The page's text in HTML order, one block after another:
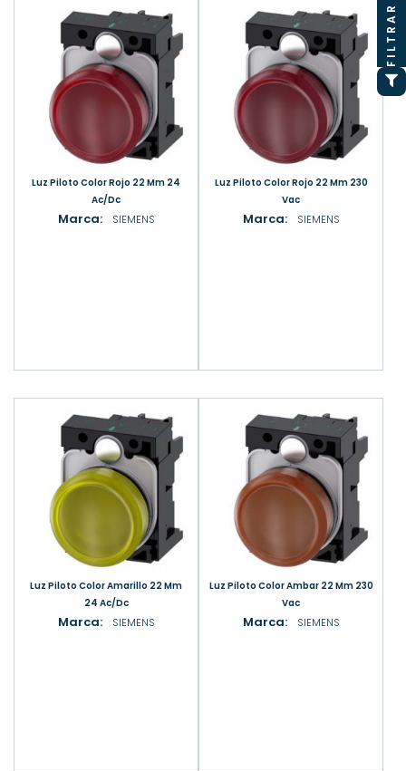
Luz Piloto Color Rojo 22 Mm 24
Ac/Dc
Marca: SIEMENS
Luz Piloto Color Rojo 22 Mm 230
Vac
Marca: SIEMENS
Luz Piloto Color Amarillo 22 Mm
24 Ac/Dc
Marca: SIEMENS
Luz Piloto Color Ambar 22 Mm 230
Vac
Marca: SIEMENS
FILTRAR